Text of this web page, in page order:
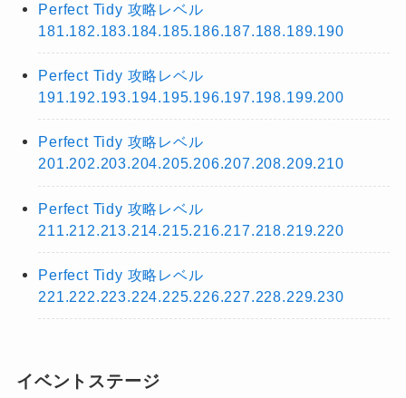
Perfect Tidy 攻略レベル
181.182.183.184.185.186.187.188.189.190
Perfect Tidy 攻略レベル
191.192.193.194.195.196.197.198.199.200
Perfect Tidy 攻略レベル
201.202.203.204.205.206.207.208.209.210
Perfect Tidy 攻略レベル
211.212.213.214.215.216.217.218.219.220
Perfect Tidy 攻略レベル
221.222.223.224.225.226.227.228.229.230
イベントステージ